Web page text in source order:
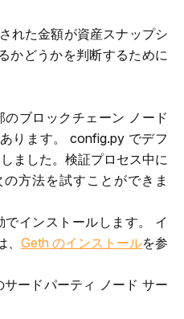
れた金額が資産スナップシ
かどうかを判断するために
ブロックチェーン ノード
ります。 config.py でデフ
ました。検証プロセス中に
方法を試すことができま
インストールします。 イ
Geth のインストールを参
サードパーティ ノード サー